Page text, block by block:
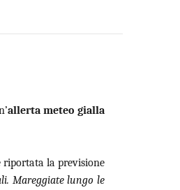
allerta meteo gialla
riportata la previsione
Mareggiate lungo le